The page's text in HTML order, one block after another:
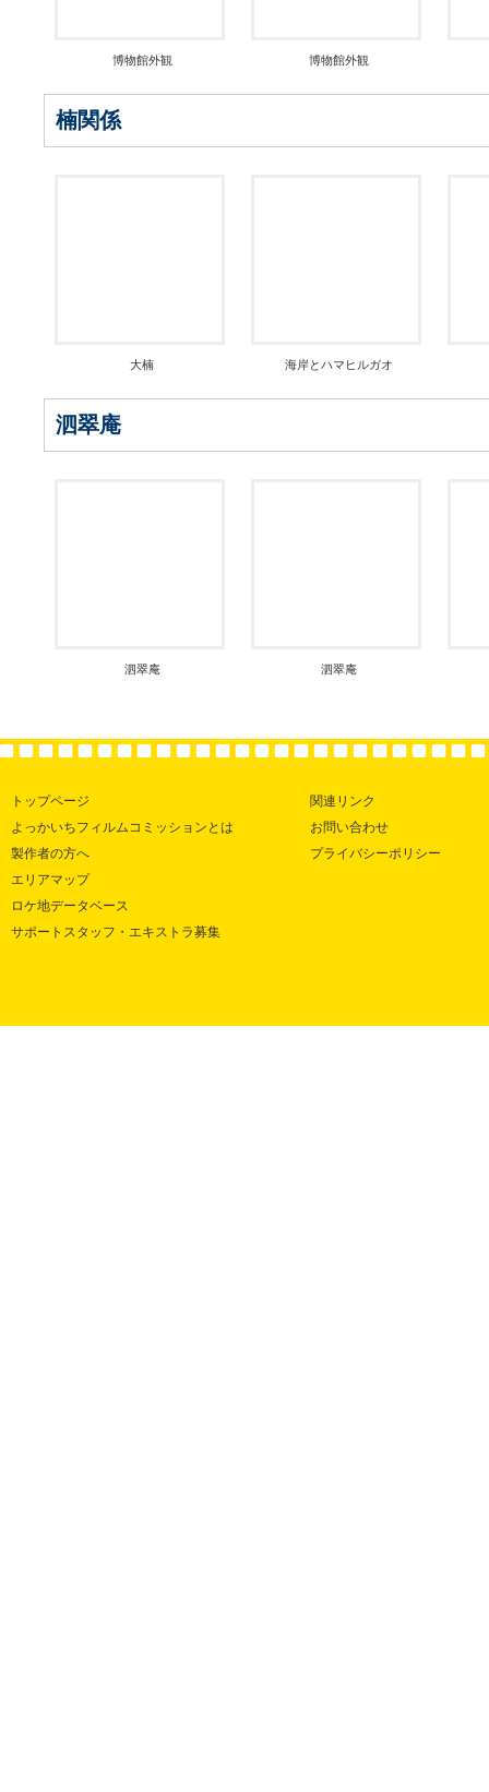
博物館外観 博物館外観
楠関係
大楠 海岸とハマヒルガオ
泗翠庵
泗翠庵 泗翠庵
トップページ
よっかいちフィルムコミッションとは
製作者の方へ
エリアマップ
ロケ地データベース
サポートスタッフ・エキストラ募集
関連リンク
お問い合わせ
プライバシーポリシー